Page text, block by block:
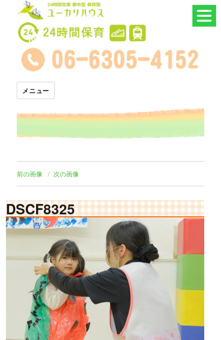
24時間託児所 ユーカリハウス
メニュー
前の画像 次の画像
DSCF8325